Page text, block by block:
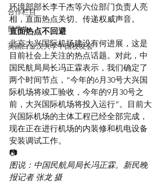
合作栏目
留学生
英国白金汉大学中国校友会
环境部部长李干杰等六位部门负责人亮
相，直面热点关切、传递权威声音。
直面热点不回避
北京大兴国际机场建设有何进展，这是
目前社会上关注的热点话题。对此，中
国民航局局长冯正霖表示，我们确定了
两个时间节点，“今年的6月30号大兴国
际机场将竣工验收，今年的9月30号之
前，大兴国际机场将投入运行”。目前大
兴国际机场的主体工程已经全部完成，
现在正在进行机场的内装修和机电设备
安装调试工作。
📷
图说：中国民航局局长冯正霖。新民晚
报记者 张龙 摄